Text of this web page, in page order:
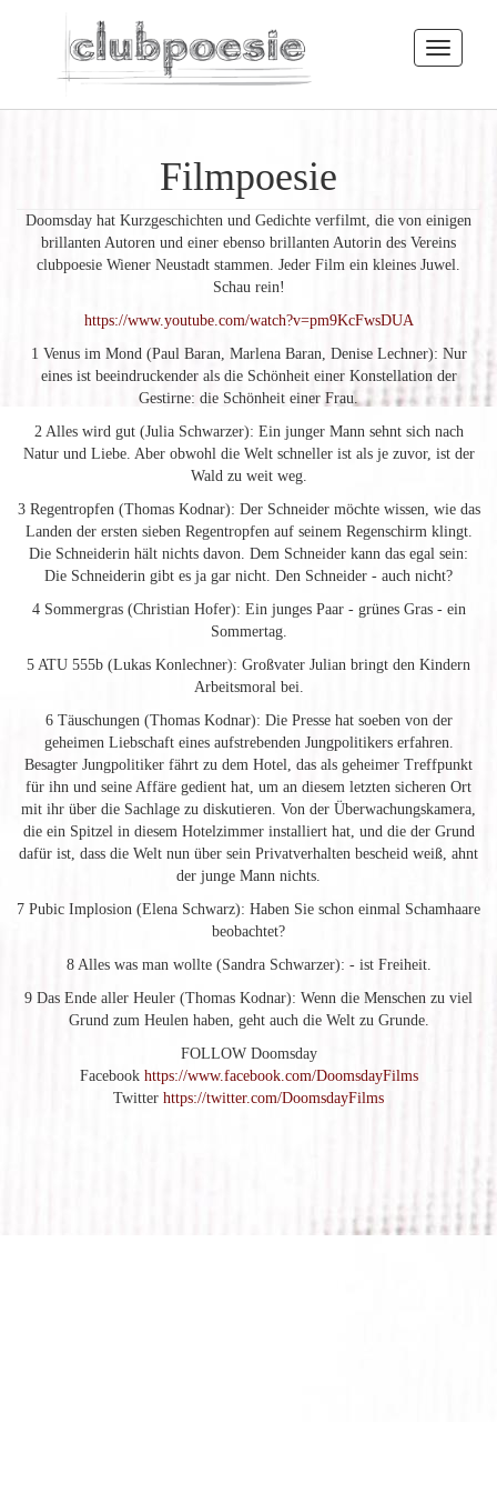
Toggle
Filmpoesie
Doomsday hat Kurzgeschichten und Gedichte verfilmt, die von einigen
brillanten Autoren und einer ebenso brillanten Autorin des Vereins
clubpoesie Wiener Neustadt stammen. Jeder Film ein kleines Juwel.
Schau rein!
https://www.youtube.com/watch?v=pm9KcFwsDUA
1 Venus im Mond (Paul Baran, Marlena Baran, Denise Lechner): Nur
eines ist beeindruckender als die Schönheit einer Konstellation der
Gestirne: die Schönheit einer Frau.
2 Alles wird gut (Julia Schwarzer): Ein junger Mann sehnt sich nach
Natur und Liebe. Aber obwohl die Welt schneller ist als je zuvor, ist der
Wald zu weit weg.
3 Regentropfen (Thomas Kodnar): Der Schneider möchte wissen, wie das
Landen der ersten sieben Regentropfen auf seinem Regenschirm klingt.
Die Schneiderin hält nichts davon. Dem Schneider kann das egal sein:
Die Schneiderin gibt es ja gar nicht. Den Schneider - auch nicht?
4 Sommergras (Christian Hofer): Ein junges Paar - grünes Gras - ein
Sommertag.
5 ATU 555b (Lukas Konlechner): Großvater Julian bringt den Kindern
Arbeitsmoral bei.
6 Täuschungen (Thomas Kodnar): Die Presse hat soeben von der
geheimen Liebschaft eines aufstrebenden Jungpolitikers erfahren.
Besagter Jungpolitiker fährt zu dem Hotel, das als geheimer Treffpunkt
für ihn und seine Affäre gedient hat, um an diesem letzten sicheren Ort
mit ihr über die Sachlage zu diskutieren. Von der Überwachungskamera,
die ein Spitzel in diesem Hotelzimmer installiert hat, und die der Grund
dafür ist, dass die Welt nun über sein Privatverhalten bescheid weiß, ahnt
der junge Mann nichts.
7 Pubic Implosion (Elena Schwarz): Haben Sie schon einmal Schamhaare
beobachtet?
8 Alles was man wollte (Sandra Schwarzer): - ist Freiheit.
9 Das Ende aller Heuler (Thomas Kodnar): Wenn die Menschen zu viel
Grund zum Heulen haben, geht auch die Welt zu Grunde.
FOLLOW Doomsday
Facebook https://www.facebook.com/DoomsdayFilms
Twitter https://twitter.com/DoomsdayFilms